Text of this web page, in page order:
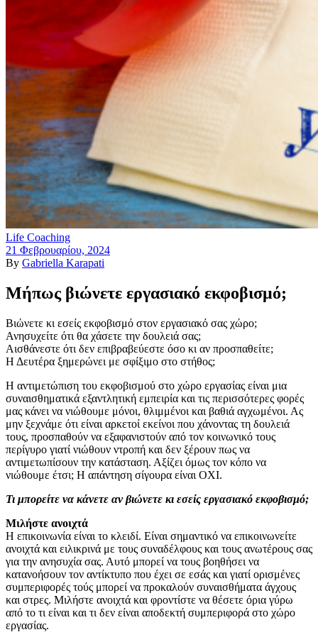
Life Coaching
21 Φεβρουαρίου, 2024
By Gabriella Karapati
Μήπως βιώνετε εργασιακό εκφοβισμό;
Βιώνετε κι εσείς εκφοβισμό στον εργασιακό σας χώρο;
Ανησυχείτε ότι θα χάσετε την δουλειά σας;
Αισθάνεστε ότι δεν επιβραβεύεστε όσο κι αν προσπαθείτε;
Η Δευτέρα ξημερώνει με σφίξιμο στο στήθος;
Η αντιμετώπιση του εκφοβισμού στο χώρο εργασίας είναι μια
συναισθηματικά εξαντλητική εμπειρία και τις περισσότερες φορές
μας κάνει να νιώθουμε μόνοι, θλιμμένοι και βαθιά αγχωμένοι. Ας
μην ξεχνάμε ότι είναι αρκετοί εκείνοι που χάνοντας τη δουλειά
τους, προσπαθούν να εξαφανιστούν από τον κοινωνικό τους
περίγυρο γιατί νιώθουν ντροπή και δεν ξέρουν πως να
αντιμετωπίσουν την κατάσταση. Αξίζει όμως τον κόπο να
νιώθουμε έτσι; Η απάντηση σίγουρα είναι ΟΧΙ.
Τι μπορείτε να κάνετε αν βιώνετε κι εσείς εργασιακό εκφοβισμό;
Μιλήστε ανοιχτά
Η επικοινωνία είναι το κλειδί. Είναι σημαντικό να επικοινωνείτε
ανοιχτά και ειλικρινά με τους συναδέλφους και τους ανωτέρους σας
για την ανησυχία σας. Αυτό μπορεί να τους βοηθήσει να
κατανοήσουν τον αντίκτυπο που έχει σε εσάς και γιατί ορισμένες
συμπεριφορές τούς μπορεί να προκαλούν συναισθήματα άγχους
και στρες. Μιλήστε ανοιχτά και φροντίστε να θέσετε όρια γύρω
από το τι είναι και τι δεν είναι αποδεκτή συμπεριφορά στο χώρο
εργασίας.